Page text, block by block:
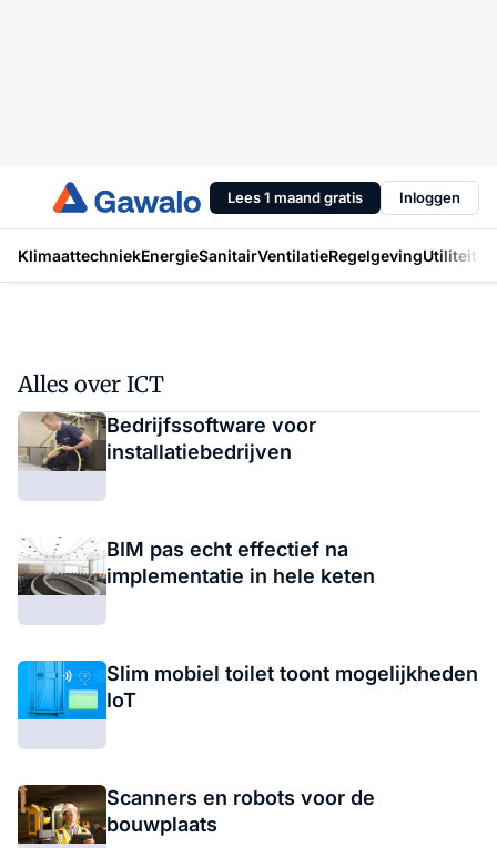
Lees 1 maand gratis Inloggen
KlimaattechniekEnergieSanitairVentilatieRegelgevingUtiliteit
Alles over ICT
Bedrijfssoftware voor
installatiebedrijven
BIM pas echt effectief na
implementatie in hele keten
Slim mobiel toilet toont mogelijkheden
IoT
Scanners en robots voor de
bouwplaats